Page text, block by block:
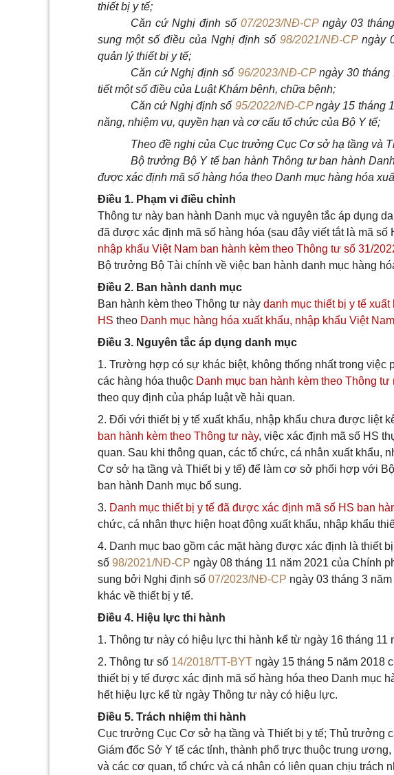
thiết bị y tế;
Căn cứ Nghị định số07/2023/NĐ-CP ngày 03
sung một số điều của Nghị định số 98/2021/NĐ-CPngày
quản lý thiết bị y tế;
Căn cứNghị định số 96/2023/NĐ-CP ngày 30
tiết mộtsố điều của Luật Khám bệnh, chữa bệnh;
Căn cứ Nghị định số 95/2022/NĐ-CPngày 15 tháng
năng, nhiệm vụ, quyền hạn và cơ cấu tổ chức của Bộ Y tế;
Theo đề nghị của Cục trưởng Cục Cơsở hạ tầng và
Bộ trưởng Bộ Y tế ban hành Thông tư ban hành
được xác định mã số hàng hóa theo Danh mục hàng hóa
Điều 1. Phạm vi điều chỉnh
Thông tư này ban hành Danh mục và nguyên tắc áp dụng
đã được xác định mã số hàng hóa (sau đây viết tắt là mã số
nhập khẩu Việt Nam ban hành kèm theo Thông tư số 31/
Bộ trưởng Bộ Tài chính về việc ban hành danh mục hàng
Điều 2. Ban hành danh mục
Ban hành kèm theo Thông tư này danh mục thiết bị y tế
HS theo Danh mục hàng hóa xuất khẩu, nhập khẩu Việt Nam
Điều 3. Nguyên tắc áp dụng danh mục
1. Trường hợp có sự khác biệt, không thống nhất trong việc
các hàng hóa thuộc Danh mục ban hành kèm theo Thông tư
theo quy định của pháp luật về hải quan.
2. Đối với thiết bị y tế xuất khẩu, nhập khẩu chưa được liệt
ban hành kèm theo Thông tư này, việc xác định mã số HS
quan. Sau khi thông quan, các tổ chức, cá nhân xuất khẩu,
Cơ sở hạ tầng và Thiết bị y tế) để làm cơ sở phối hợp với
ban hành Danh mục bổ sung.
3. Danh mục thiết bị y tế đã được xác định mã số HS ban
chức, cá nhân thực hiện hoạt động xuất khẩu, nhập khẩu
4. Danh mục bao gồm các mặt hàng được xác định là thiết
số 98/2021/NĐ-CP ngày 08 tháng 11 năm 2021 của Chính
sung bởi Nghị định số 07/2023/NĐ-CP ngày 03 tháng 3
khác về thiết bị y tế.
Điều 4. Hiệu lực thi hành
1. Thông tư này có hiệu lực thi hành kể từ ngày 16 tháng 11
2. Thông tư số 14/2018/TT-BYT ngày 15 tháng 5 năm 2018
thiết bị y tế được xác định mã số hàng hóa theo Danh mục
hết hiệu lực kể từ ngày Thông tư này có hiệu lực.
Điều 5. Trách nhiệm thi hành
Cục trưởng Cục Cơ sở hạ tầng và Thiết bị y tế; Thủ trưởng
Giám đốc Sở Y tế các tỉnh, thành phố trực thuộc trung
và các cơ quan, tổ chức và cá nhân có liên quan chịu trách